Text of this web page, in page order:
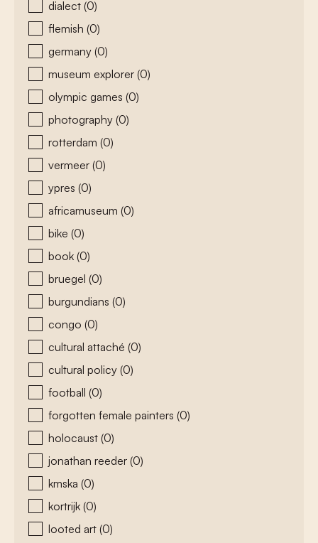
dialect (0)
flemish (0)
germany (0)
museum explorer (0)
olympic games (0)
photography (0)
rotterdam (0)
vermeer (0)
ypres (0)
africamuseum (0)
bike (0)
book (0)
bruegel (0)
burgundians (0)
congo (0)
cultural attaché (0)
cultural policy (0)
football (0)
forgotten female painters (0)
holocaust (0)
jonathan reeder (0)
kmska (0)
kortrijk (0)
looted art (0)